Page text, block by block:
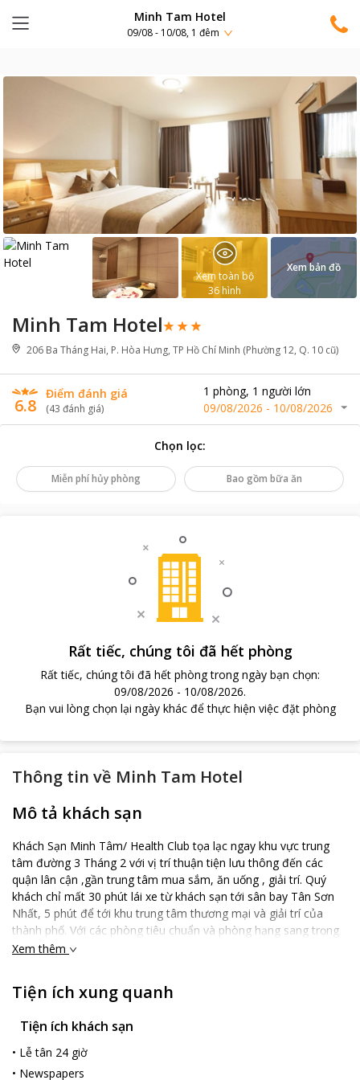
Minh Tam Hotel
09/08 - 10/08, 1 đêm
Minh Tam Hotel
206 Ba Tháng Hai, P. Hòa Hưng, TP Hồ Chí Minh (Phường 12, Q. 10 cũ)
6.8
Điểm đánh giá
(43 đánh giá)
1 phòng, 1 người lớn
09/08/2026 - 10/08/2026
Xem toàn bộ
36 hình
Xem bản đồ
Chọn lọc:
Miễn phí hủy phòng Bao gồm bữa ăn
Rất tiếc, chúng tôi đã hết phòng
Rất tiếc, chúng tôi đã hết phòng trong ngày bạn chọn:
09/08/2026 - 10/08/2026.
Bạn vui lòng chọn lại ngày khác để thực hiện việc đặt phòng
Thông tin về Minh Tam Hotel
Mô tả khách sạn
Khách Sạn Minh Tâm/ Health Club tọa lạc ngay khu vực trung
tâm đường 3 Tháng 2 với vị trí thuận tiện lưu thông đến các
quận lân cận ,gần trung tâm mua sắm, ăn uống , giải trí. Quý
khách chỉ mất 30 phút lái xe từ khách sạn tới sân bay Tân Sơn
Nhất, 5 phút để tới khu trung tâm thương mại và giải trí của
thành phố. Với các phòng tiêu chuẩn và phòng hạng sang trọng
với thiết kế đẹp mắt và trang nhã được chú trọng tới từng chi
sạn còn có khu vực Massage & Spa với phong cách hiện đại, lịch
Là 1 đơn vị thành viên của công ty Hải Thanh – Công ty đang sở
hữu những chuỗi thương hiệu nổi tiếng , trong đó có Minh Tâm
Health Club và nhà hàng Sơn Thủy. Vì vậy chúng tôi tin rằng quý
Xem thêm
Tiện ích xung quanh
Tiện ích khách sạn
• Lễ tân 24 giờ
• Newspapers